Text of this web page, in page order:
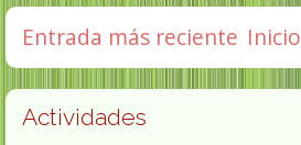
Entrada más reciente Inicio
Actividades